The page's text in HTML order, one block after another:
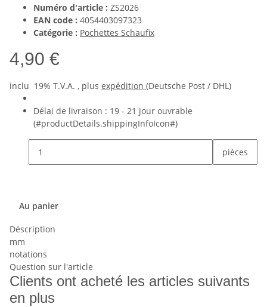
Numéro d'article : ZS2026
EAN code : 4054403097323
Catégorie : Pochettes Schaufix
4,90 €
inclu 19% T.V.A. , plus expédition (Deutsche Post / DHL)
Délai de livraison : 19 - 21 jour ouvrable
(#productDetails.shippingInfoIcon#)
pièces
Au panier
Déscription
mm
notations
Question sur l'article
Clients ont acheté les articles suivants
en plus